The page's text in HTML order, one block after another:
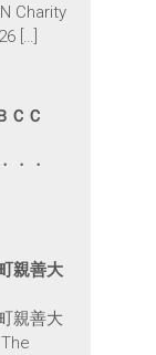
Charity
[…]
ＣＣ
・・
親善大
親善大